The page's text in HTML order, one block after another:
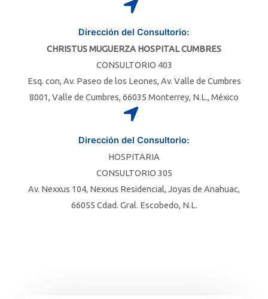
Dirección del Consultorio:
CHRISTUS MUGUERZA HOSPITAL CUMBRES
CONSULTORIO 403
Esq. con, Av. Paseo de los Leones, Av. Valle de Cumbres
8001, Valle de Cumbres, 66035 Monterrey, N.L., México​
Dirección del Consultorio:
HOSPITARIA
CONSULTORIO 305
Av. Nexxus 104, Nexxus Residencial, Joyas de Anahuac,
66055 Cdad. Gral. Escobedo, N.L.